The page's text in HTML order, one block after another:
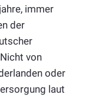
immer
der
von
oder
laut